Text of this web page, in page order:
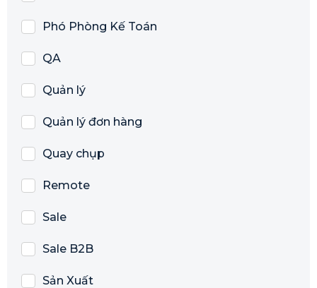
Phó Phòng Kế Toán
QA
Quản lý
Quản lý đơn hàng
Quay chụp
Remote
Sale
Sale B2B
Sản Xuất